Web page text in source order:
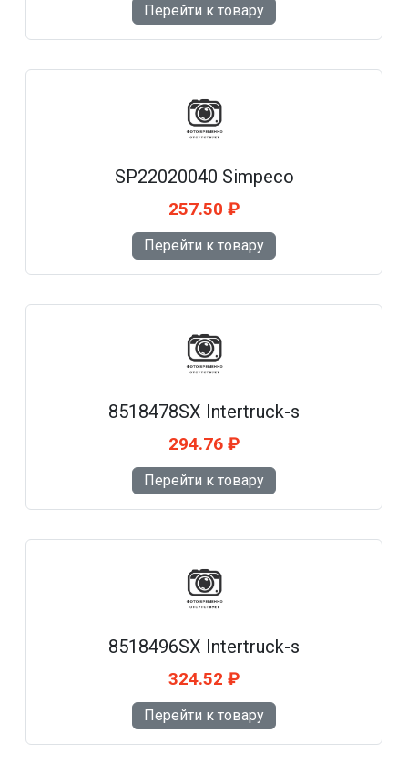
Перейти к товару
SP22020040 Simpeco
257.50 ₽
Перейти к товару
8518478SX Intertruck-s
294.76 ₽
Перейти к товару
8518496SX Intertruck-s
324.52 ₽
Перейти к товару